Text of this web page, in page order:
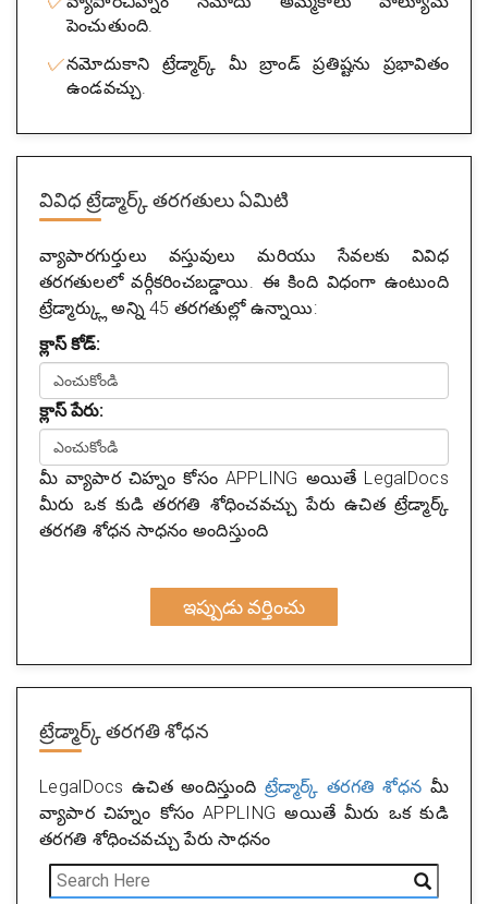
పెంచుతుంది.
నమోదుకాని ట్రేడ్మార్క్ మీ బ్రాండ్ ప్రతిష్టను ప్రభావితం
ఉండవచ్చు.
వివిధ ట్రేడ్మార్క్ తరగతులు ఏమిటి
వ్యాపారగుర్తులు వస్తువులు మరియు సేవలకు వివిధ
తరగతులలో వర్గీకరించబడ్డాయి. ఈ కింది విధంగా ఉంటుంది
ట్రేడ్మార్క్లు అన్ని 45 తరగతుల్లో ఉన్నాయి:
క్లాస్ కోడ్:
క్లాస్ పేరు:
మీ వ్యాపార చిహ్నం కోసం APPLING అయితే LegalDocs
మీరు ఒక కుడి తరగతి శోధించవచ్చు పేరు ఉచిత ట్రేడ్మార్క్
తరగతి శోధన సాధనం అందిస్తుంది
ఇప్పుడు వర్తించు
ట్రేడ్మార్క్ తరగతి శోధన
LegalDocs ఉచిత అందిస్తుంది ట్రేడ్మార్క్ తరగతి శోధన మీ
వ్యాపార చిహ్నం కోసం APPLING అయితే మీరు ఒక కుడి
తరగతి శోధించవచ్చు పేరు సాధనం